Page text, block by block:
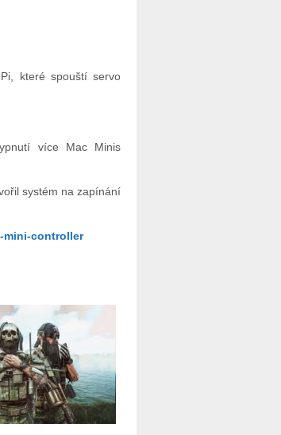
které spouští servo
více Mac Minis
systém na zapínání
mini-controller